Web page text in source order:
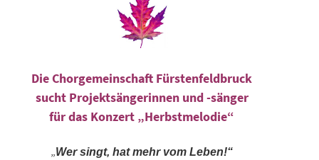
Die Chorgemeinschaft Fürstenfeldbruck
sucht Projektsängerinnen und -sänger
für das Konzert „Herbstmelodie“
„Wer singt, hat mehr vom Leben!“